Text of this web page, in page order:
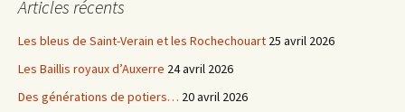
Articles récents
Les bleus de Saint-Verain et les Rochechouart 25 avril 2026
Les Baillis royaux d’Auxerre 24 avril 2026
Des générations de potiers… 20 avril 2026